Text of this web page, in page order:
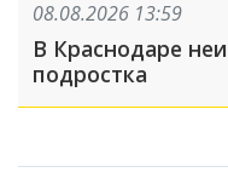
08.08.2026 13:59
В Краснодаре
подростка